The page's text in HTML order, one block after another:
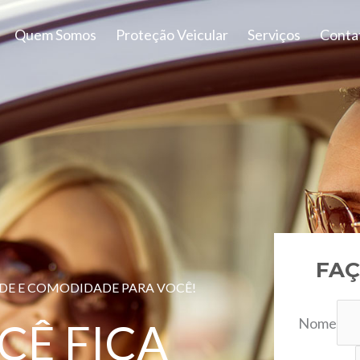
Quem Somos Proteção Veicular Serviços
E COMODIDADE PARA VOCÊ!
FICA
Nome